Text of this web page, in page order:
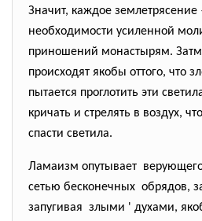
Значит, каждое
необходимости усиленной
приношений монастырям.
происходят якобы оттого, что
пытается проглотить эти
кричать и стрелять в воздух,
спасти светила.
Ламаизм опутывает
сетью бесконечных обрядов,
запугивая злыми ' духами,